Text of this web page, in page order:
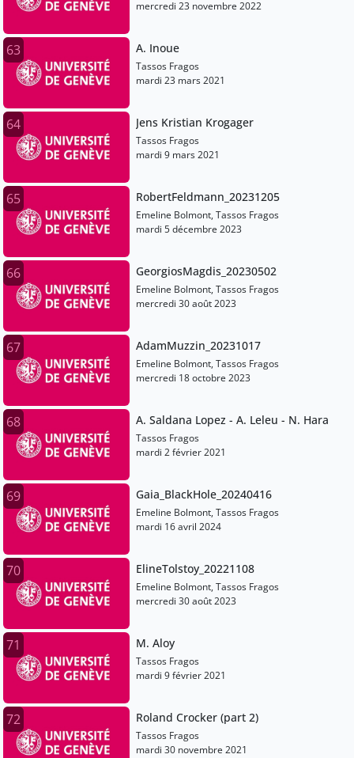
mercredi 23 novembre 2022
63 A. Inoue
Tassos Fragos
mardi 23 mars 2021
64 Jens Kristian Krogager
Tassos Fragos
mardi 9 mars 2021
65 RobertFeldmann_20231205
Emeline Bolmont, Tassos Fragos
mardi 5 décembre 2023
66 GeorgiosMagdis_20230502
Emeline Bolmont, Tassos Fragos
mercredi 30 août 2023
67 AdamMuzzin_20231017
Emeline Bolmont, Tassos Fragos
mercredi 18 octobre 2023
68 A. Saldana Lopez - A. Leleu - N. Hara
Tassos Fragos
mardi 2 février 2021
69 Gaia_BlackHole_20240416
Emeline Bolmont, Tassos Fragos
mardi 16 avril 2024
70 ElineTolstoy_20221108
Emeline Bolmont, Tassos Fragos
mercredi 30 août 2023
71 M. Aloy
Tassos Fragos
mardi 9 février 2021
72 Roland Crocker (part 2)
Tassos Fragos
mardi 30 novembre 2021